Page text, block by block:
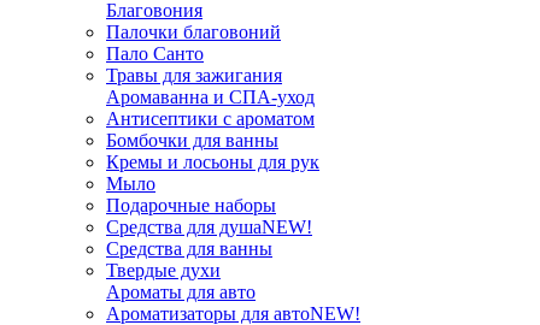
Благовония
Палочки благовоний
Пало Санто
Травы для зажигания
Аромаванна и СПА-уход
Антисептики с ароматом
Бомбочки для ванны
Кремы и лосьоны для рук
Мыло
Подарочные наборы
Средства для душаNEW!
Средства для ванны
Твердые духи
Ароматы для авто
Ароматизаторы для автоNEW!